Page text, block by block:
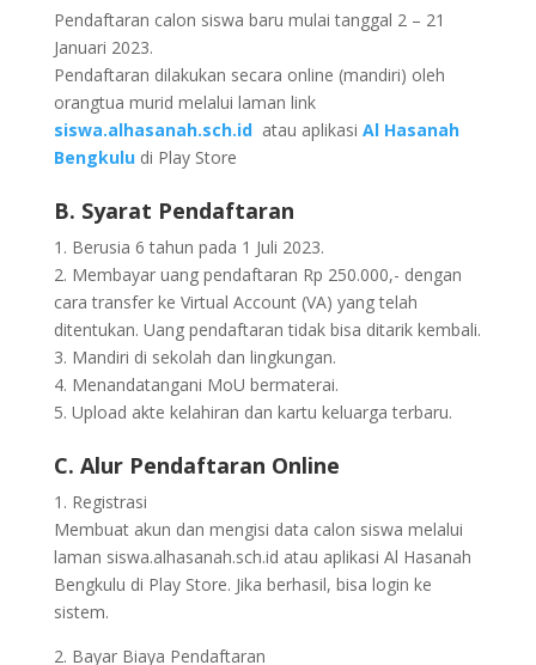
Pendaftaran calon siswa baru mulai tanggal 2 – 21
Januari 2023.
Pendaftaran dilakukan secara online (mandiri) oleh
orangtua murid melalui laman link
siswa.alhasanah.sch.idatau aplikasi Al Hasanah
Bengkuludi Play Store
B. Syarat Pendaftaran
1. Berusia 6 tahun pada 1 Juli 2023.
2. Membayar uang pendaftaran Rp 250.000,- dengan
cara transfer ke Virtual Account (VA) yang telah
ditentukan. Uang pendaftaran tidak bisa ditarik kembali.
3. Mandiri di sekolah dan lingkungan.
4. Menandatangani MoU bermaterai.
5. Upload akte kelahiran dan kartu keluarga terbaru.
C. Alur Pendaftaran Online
1. Registrasi
Membuat akun dan mengisi data calon siswa melalui
laman siswa.alhasanah.sch.id atau aplikasi Al Hasanah
Bengkulu di Play Store. Jika berhasil, bisa login ke
sistem.
2. Bayar Biaya Pendaftaran